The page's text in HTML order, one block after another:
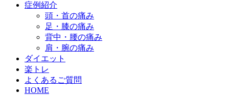
症例紹介
頭・首の痛み
足・膝の痛み
背中・腰の痛み
肩・腕の痛み
ダイエット
楽トレ
よくあるご質問
HOME